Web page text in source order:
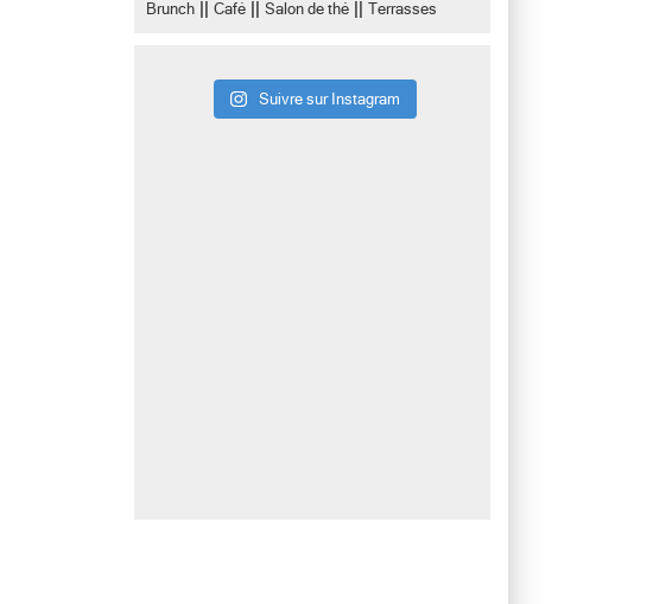
Brunch Café Salon de thé Terrasses
Suivre sur Instagram